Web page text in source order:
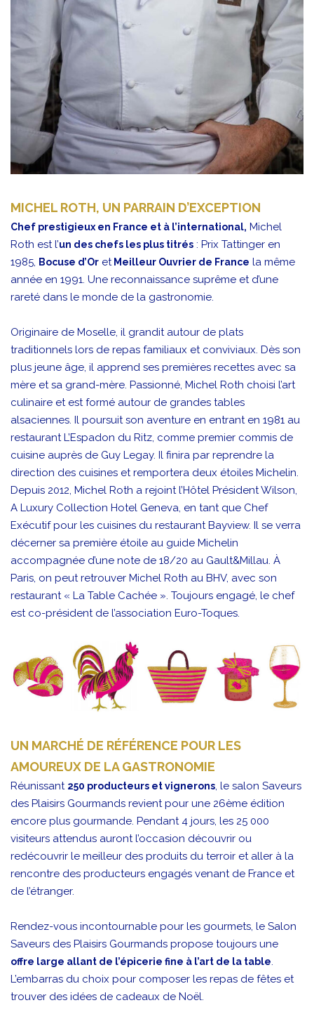
MICHEL ROTH, UN PARRAIN D’EXCEPTION
Chef prestigieux en France et à l’international, Michel
Roth est l’un des chefs les plus titrés : Prix Tattinger en
1985, Bocuse d’Or et Meilleur Ouvrier de France la même
année en 1991. Une reconnaissance suprême et d’une
rareté dans le monde de la gastronomie.
Originaire de Moselle, il grandit autour de plats
traditionnels lors de repas familiaux et conviviaux. Dès son
plus jeune âge, il apprend ses premières recettes avec sa
mère et sa grand-mère. Passionné, Michel Roth choisi l’art
culinaire et est formé autour de grandes tables
alsaciennes. Il poursuit son aventure en entrant en 1981 au
restaurant L’Espadon du Ritz, comme premier commis de
cuisine auprès de Guy Legay. Il finira par reprendre la
direction des cuisines et remportera deux étoiles Michelin.
Depuis 2012, Michel Roth a rejoint l’Hôtel Président Wilson,
A Luxury Collection Hotel Geneva, en tant que Chef
Exécutif pour les cuisines du restaurant Bayview. Il se verra
décerner sa première étoile au guide Michelin
accompagnée d’une note de 18/20 au Gault&Millau. À
Paris, on peut retrouver Michel Roth au BHV, avec son
restaurant « La Table Cachée ». Toujours engagé, le chef
est co-président de l’association Euro-Toques.
UN MARCHÉ DE RÉFÉRENCE POUR LES
AMOUREUX DE LA GASTRONOMIE
Réunissant 250 producteurs et vignerons, le salon Saveurs
des Plaisirs Gourmands revient pour une 26ème édition
encore plus gourmande. Pendant 4 jours, les 25 000
visiteurs attendus auront l’occasion découvrir ou
redécouvrir le meilleur des produits du terroir et aller à la
rencontre des producteurs engagés venant de France et
de l’étranger.
Rendez-vous incontournable pour les gourmets, le Salon
Saveurs des Plaisirs Gourmands propose toujours une
offre large allant de l’épicerie fine à l’art de la table.
L’embarras du choix pour composer les repas de fêtes et
trouver des idées de cadeaux de Noël.